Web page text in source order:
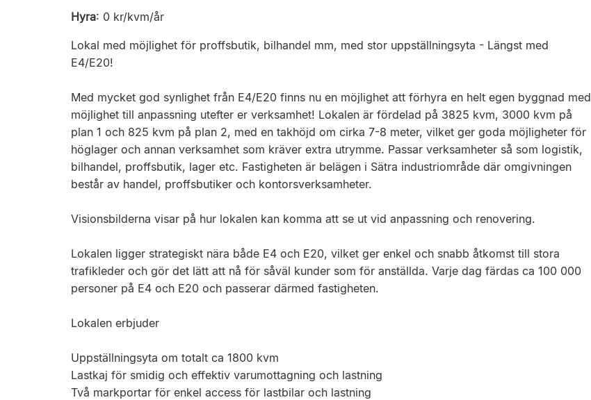
Hyra: 0 kr/kvm/år
Lokal med möjlighet för proffsbutik, bilhandel mm, med stor uppställningsyta - Längst med
E4/E20!
Med mycket god synlighet från E4/E20 finns nu en möjlighet att förhyra en helt egen byggnad med
möjlighet till anpassning utefter er verksamhet! Lokalen är fördelad på 3825 kvm, 3000 kvm på
plan 1 och 825 kvm på plan 2, med en takhöjd om cirka 7-8 meter, vilket ger goda möjligheter för
höglager och annan verksamhet som kräver extra utrymme. Passar verksamheter så som logistik,
bilhandel, proffsbutik, lager etc. Fastigheten är belägen i Sätra industriområde där omgivningen
består av handel, proffsbutiker och kontorsverksamheter.
Visionsbilderna visar på hur lokalen kan komma att se ut vid anpassning och renovering.
Lokalen ligger strategiskt nära både E4 och E20, vilket ger enkel och snabb åtkomst till stora
trafikleder och gör det lätt att nå för såväl kunder som för anställda. Varje dag färdas ca 100 000
personer på E4 och E20 och passerar därmed fastigheten.
Lokalen erbjuder
Uppställningsyta om totalt ca 1800 kvm
Lastkaj för smidig och effektiv varumottagning och lastning
Två markportar för enkel access för lastbilar och lastning